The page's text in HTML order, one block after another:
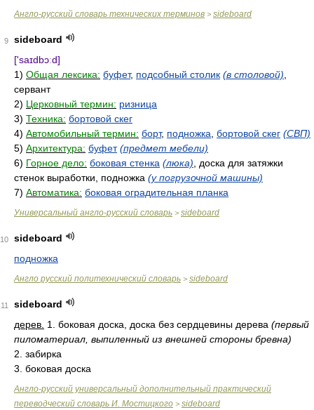
Англо-русский словарь технических терминов > sideboard
9
sideboard
['saɪdbɔːd]
1) Общая лексика: буфет, подсобный столик (в столовой)
сервант
2) Церковный термин: ризница
3) Техника: бортовой скег
4) Автомобильный термин: борт, подножка бортовой скег (СВП)
5) Архитектура: буфет (предмет мебели)
6) Горное дело: боковая стенка (люка) , доска для затяжки
стенок выработки, подножка (у погрузочной машины)
7) Автоматика: боковая оградительная планка
Универсальный англо-русский словарь > sideboard
10
sideboard
подножка
Англо русский политехнический словарь > sideboard
11
sideboard
дерев. 1. боковая доска, доска без сердцевины дерева (первый
пиломатериал, выпиленный из внешней стороны бревна)
2. забирка
3. боковая доска
Англо-русский универсальный дополнительный практический
переводческий словарь И. Мостицкого > sideboard